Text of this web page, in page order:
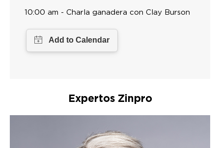
10:00 am - Charla ganadera con Clay Burson
Expertos Zinpro